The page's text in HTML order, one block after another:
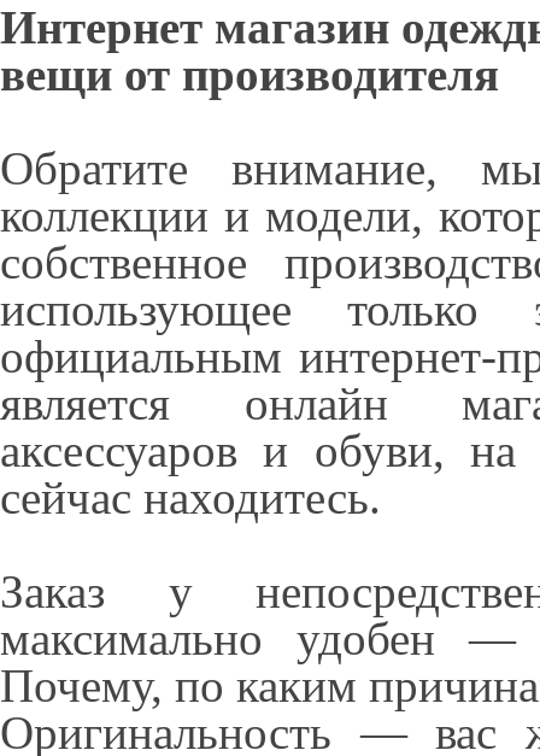
Интернет магазин
вещи от производителя
Обратите внимание,
коллекции и модели,
собственное
использующее только
официальным интернет-
является онлайн
аксессуаров и обуви,
сейчас находитесь.
Заказ у
максимально удобен —
Почему, по каким
Оригинальность — вас